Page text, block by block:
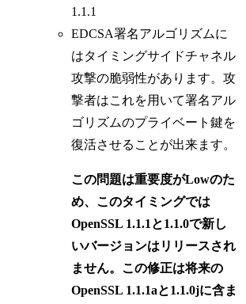
1.1.1
EDCSA署名アルゴリズムに
はタイミングサイドチャネル
攻撃の脆弱性があります。攻
撃者はこれを用いて署名アル
ゴリズムのプライベート鍵を
復活させることが出来ます。
この問題は重要度がLowのた
め、このタイミングでは
OpenSSL 1.1.1と1.1.0で新し
いバージョンはリリースされ
ません。この修正は将来の
OpenSSL 1.1.1aと1.1.0jに含ま